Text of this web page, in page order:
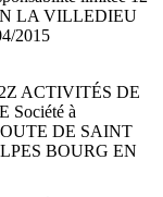
LA VILLEDIEU
2015
ACTIVITÉS DE
Société à
DE SAINT
BOURG EN